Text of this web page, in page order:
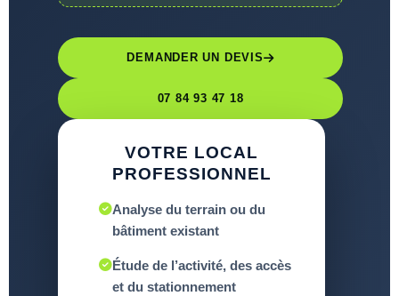
DEMANDER UN DEVIS
07 84 93 47 18
VOTRE LOCAL
PROFESSIONNEL
Analyse du terrain ou du
bâtiment existant
Étude de l’activité, des accès
et du stationnement